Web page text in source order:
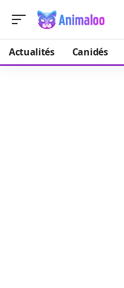
Actualités Canidés